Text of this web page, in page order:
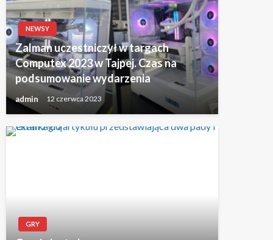
NEWSY
Zalman uczestniczył w targach
Computex 2023 w Tajpej. Czas na
podsumowanie wydarzenia
admin 12 czerwca 2023
GRY